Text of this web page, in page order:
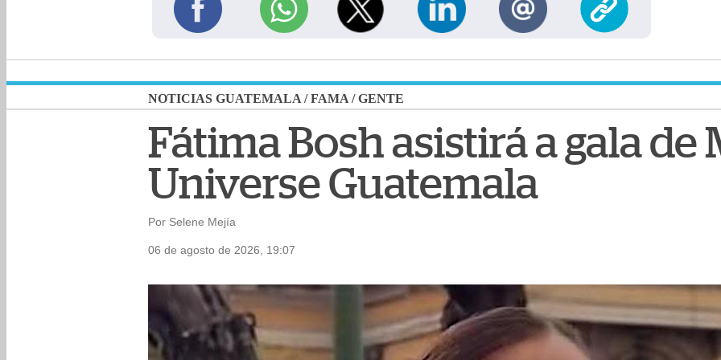
NOTICIAS GUATEMALA/FAMA/GENTE
Fátima Bosh asistirá a gala de
Universe Guatemala
Por Selene Mejía
06 de agosto de 2026, 19:07